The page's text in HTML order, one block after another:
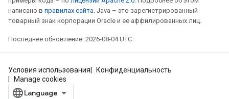
написано в правилах сайта. Java – это зарегистрированный
товарный знак корпорации Oracle и ее аффилированных лиц.
Последнее обновление: 2026-08-04 UTC.
Условия использования
Конфиденциальность
Manage cookies